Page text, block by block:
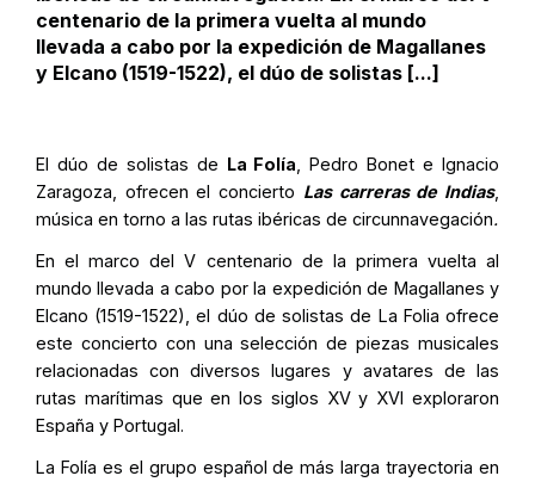
centenario de la primera vuelta al mundo
llevada a cabo por la expedición de Magallanes
y Elcano (1519-1522), el dúo de solistas [...]
El dúo de solistas de La Folía , Pedro Bonet e Ignacio
Zaragoza, ofrecen el concierto Las carreras de Indias,
música en torno a las rutas ibéricas de circunnavegación.
En el marco del V centenario de la primera vuelta al
mundo llevada a cabo por la expedición de Magallanes y
Elcano (1519-1522), el dúo de solistas de La Folia ofrece
este concierto con una selección de piezas musicales
relacionadas con diversos lugares y avatares de las
rutas marítimas que en los siglos XV y XVI exploraron
España y Portugal.
La Folía es el grupo español de más larga trayectoria en